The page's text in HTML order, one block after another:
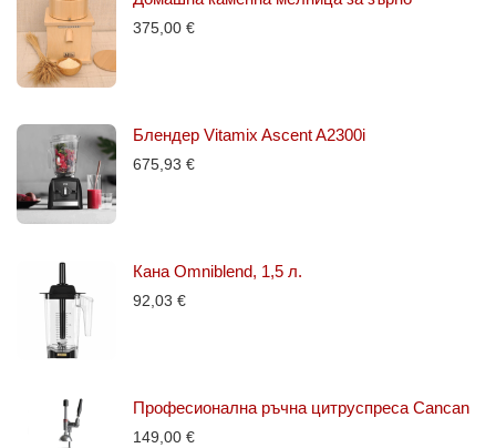
375,00 €
Блендер Vitamix Ascent A2300i
675,93 €
Кана Omniblend, 1,5 л.
92,03 €
Професионална ръчна цитруспреса Cancan
149,00 €